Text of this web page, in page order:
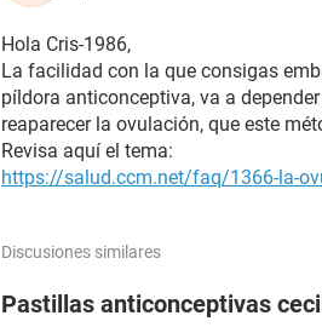
Hola Cris-1986,
La facilidad con la que consigas
píldora anticonceptiva, va a
reaparecer la ovulación, que este
Revisa aquí el tema:
https://salud.ccm.net/faq/1366-la-
Discusiones similares
Pastillas anticonceptivas